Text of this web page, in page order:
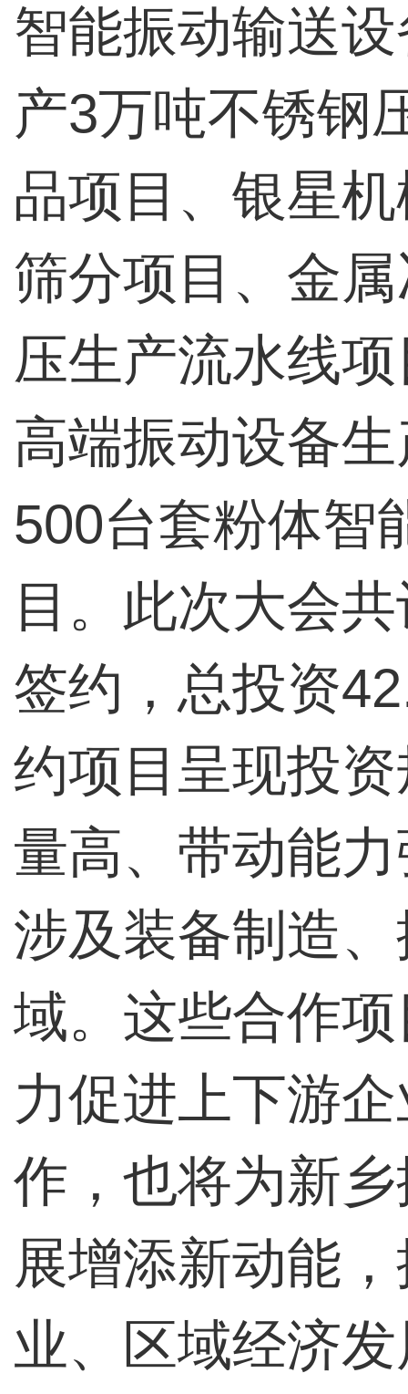
智能振动输送
产3万吨不锈钢
品项目、银星
筛分项目、金
压生产流水线
高端振动设备
500台套粉体智
目。此次大会
签约，总投资
约项目呈现投
量高、带动能
涉及装备制造
域。这些合作
力促进上下游
作，也将为新
展增添新动能
业、区域经济